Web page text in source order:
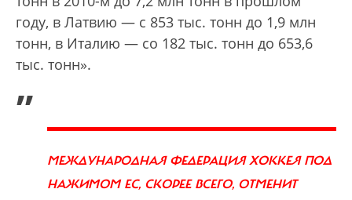
году, в Латвию — с 853 тыс. тонн до 1,9 млн
тонн, в Италию — со 182 тыс. тонн до 653,6
тыс. тонн».
„
МЕЖДУНАРОДНАЯ ФЕДЕРАЦИЯ ХОККЕЯ ПОД
НАЖИМОМ ЕС, СКОРЕЕ ВСЕГО, ОТМЕНИТ